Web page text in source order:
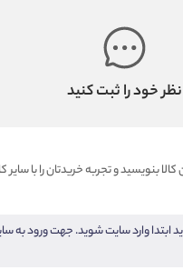
نظر خود را ثبت کنید
بنویسید و تجربه خریدتان را با سایر
ابتدا وارد سایت شوید. جهت ورود به